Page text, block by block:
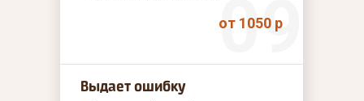
от 1050 р
Выдает ошибку